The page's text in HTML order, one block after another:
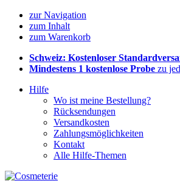
zur Navigation
zum Inhalt
zum Warenkorb
Schweiz: Kostenloser
Mindestens 1 kostenlose Probe zu
Hilfe
Wo ist meine Bestellung?
Rücksendungen
Versandkosten
Zahlungsmöglichkeiten
Kontakt
Alle Hilfe-Themen